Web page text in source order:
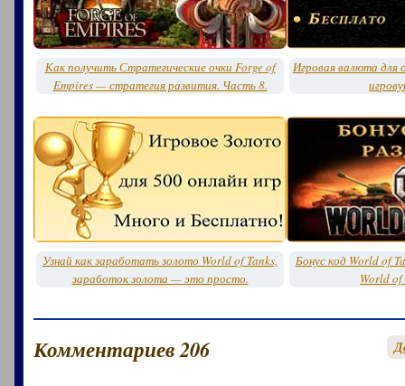
Как получить Стратегические очки Forge of
Empires — стратегия развития. Часть 8.
Игровая валюта для
Узнай как заработать золото World of Tanks,
заработок золота — это просто.
Бонус код World of
World of
Комментариев 206